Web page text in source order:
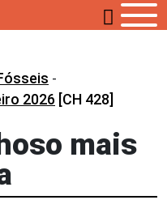
-
2026 [CH 428]
mais